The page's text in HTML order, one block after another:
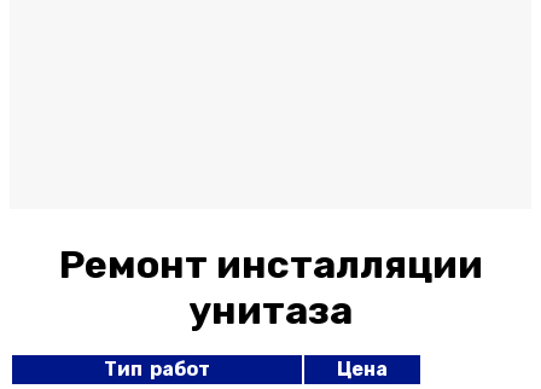
Ремонт инсталляции
унитаза
Тип работ
Цена